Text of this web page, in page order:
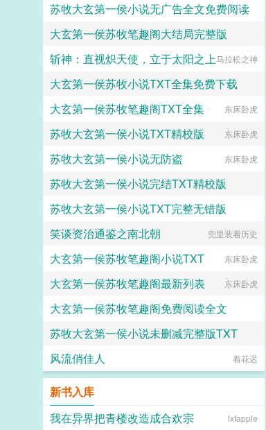
苏牧大玄第一侯小说无广告全文免费阅读
东床卧虎
大玄第一侯苏牧笔趣阁大结局完整版
东床卧虎
斩神：直视炽天使，立于太阳之上马拉松之神
大玄第一侯苏牧小说TXT全集免费下载
东床卧虎
大玄第一侯苏牧笔趣阁TXT全集 东床卧虎
苏牧大玄第一侯小说TXT精校版 东床卧虎
苏牧大玄第一侯小说无防盗 东床卧虎
苏牧大玄第一侯小说完结TXT精校版
东床卧虎
苏牧大玄第一侯小说TXT完整无错版
东床卧虎
笑谈资治通鉴之南北朝 兜里装着历史
大玄第一侯苏牧笔趣阁小说TXT 东床卧虎
大玄第一侯苏牧笔趣阁最新列表 东床卧虎
大玄第一侯苏牧笔趣阁免费阅读全文
东床卧虎
苏牧大玄第一侯小说未删减完整版TXT
东床卧虎
风流俏佳人 着花迟
新书入库
我在异界把青楼改造成合欢宗
lxfapple